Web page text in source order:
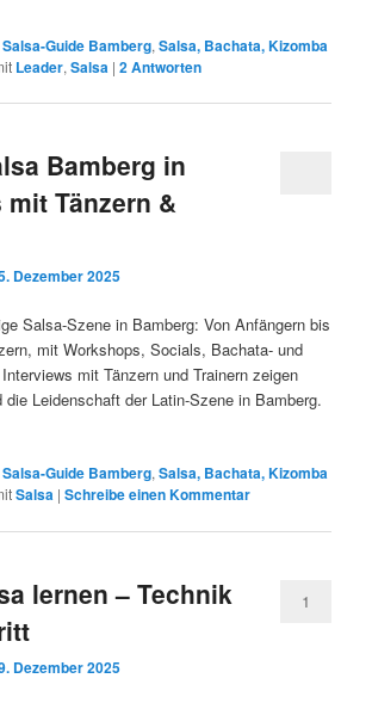
Salsa-Guide Bamberg,Salsa, Bachata, Kizomba
Leader,Salsa |2Antworten
Bamberg in
Tänzern &
Dezember 2025
Salsa-Szene in Bamberg: Von Anfängern bis
mit Workshops, Socials, Bachata- und
mit Tänzern und Trainern zeigen
die Leidenschaft der Latin-Szene in Bamberg.
Salsa-Guide Bamberg,Salsa, Bachata, Kizomba
Salsa |Schreibe einen Kommentar
lernen – Technik
Dezember 2025
1